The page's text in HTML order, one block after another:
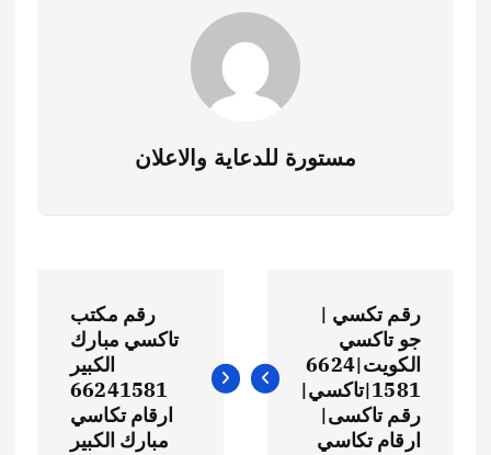
مستورة للدعاية والاعلان
رقم تكسي |
جو تاكسي
الكويت|6624
1581|تاكسي|
رقم تاكسى|
ارقام تكاسي
رقم مكتب
تاكسي مبارك
الكبير
66241581
ارقام تكاسي
مبارك الكبير